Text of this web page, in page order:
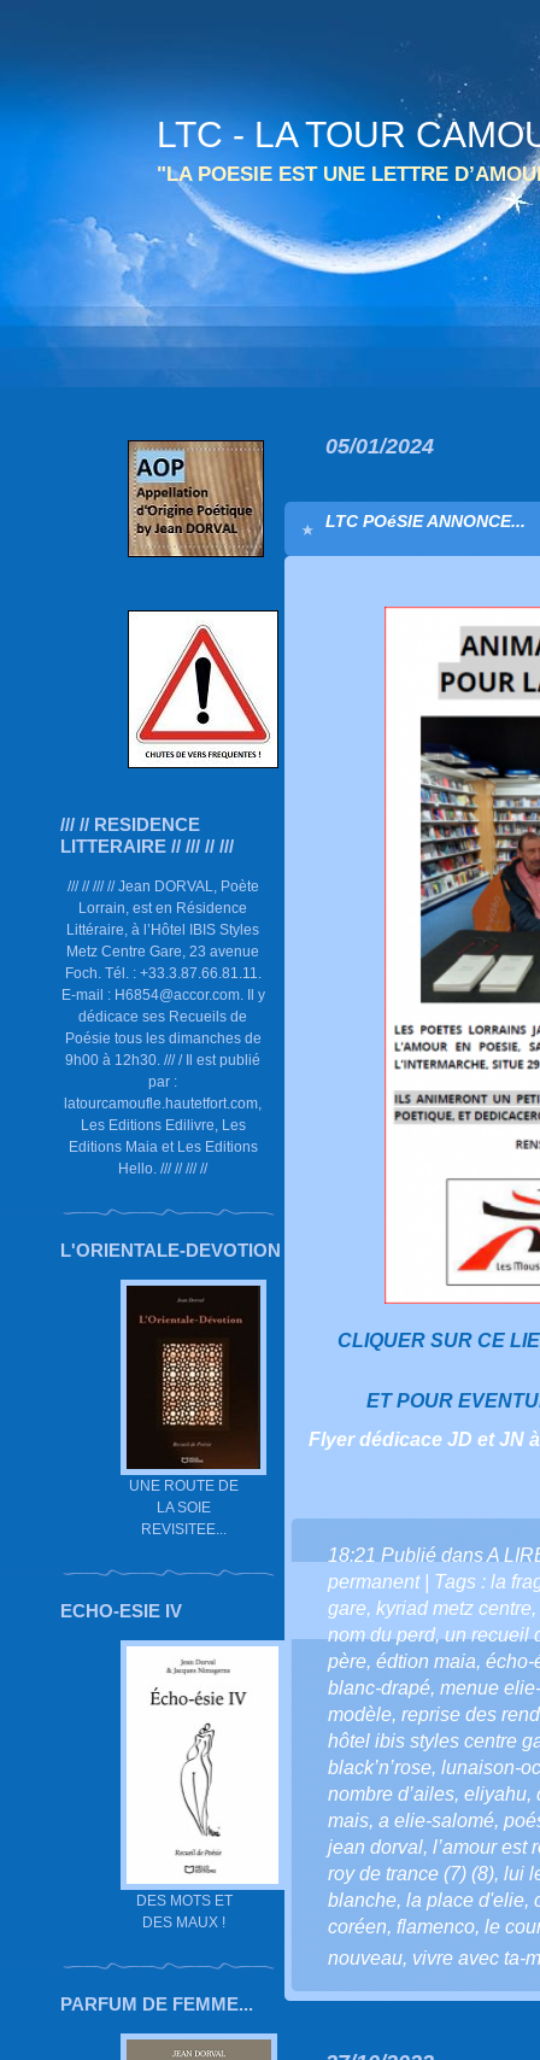
LTC - LA TOUR
"LA POESIE EST UNE LETTRE
/// // RESIDENCE
LITTERAIRE // /// // ///
/// // /// // Jean DORVAL, Poète
Lorrain, est en Résidence
Littéraire, à l’Hôtel IBIS Styles
Metz Centre Gare, 23 avenue
Foch. Tél. : +33.3.87.66.81.11.
E-mail : H6854@accor.com. Il y
dédicace ses Recueils de
Poésie tous les dimanches de
9h00 à 12h30. /// / Il est publié
par :
latourcamoufle.hautetfort.com,
Les Editions Edilivre, Les
Editions Maia et Les Editions
Hello. /// // /// //
L'ORIENTALE-DEVOTION
UNE ROUTE DE
LA SOIE
REVISITEE...
ECHO-ESIE IV
DES MOTS ET
DES MAUX !
PARFUM DE FEMME...
05/01/2024
LTC POéSIE ANNONCE...
CLIQUER SUR CE
ET POUR
Flyer dédicace JD et JN
18:21 Publié dansA
permanent| Tags : la
gare, kyriad metz centre,
nom du perd,un recueil
père, édtion maia, écho-
blanc-drapé, menue
modèle, reprise des
hôtel ibis styles centre
black’n’rose, lunaison-
nombre d’ailes, eliyahu,
mais, a elie-salomé,
jean dorval, l’amour est
roy de trance (7) (8), lui
blanche, la place d'elie,
coréen, flamenco, le
nouveau, vivre avec ta-